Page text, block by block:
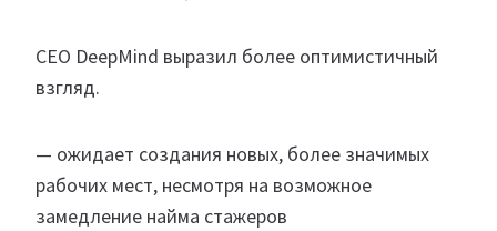
CEO DeepMind выразил более оптимистичный
взгляд.
— ожидает создания новых, более значимых
рабочих мест, несмотря на возможное
замедление найма стажеров